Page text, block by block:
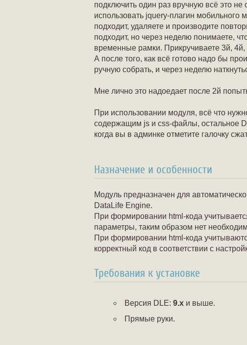
подключить один раз вручную всё это
использовать jquery-плагин мобильного
подходит, удаляете и производите
подходит, но через неделю понимаете,
временные рамки. Прикручиваете 3й,
А после того, как всё готово надо бы
ручную собрать, и через неделю
Мне лично это надоедает после 2й
При использовании модуля, всё что
содержащим js и css-файлы, остальное
когда вы в админке отметите галочку
Назначение и особенности
Модуль предназначен для
DataLife Engine.
При формировании html-кода
параметры, таким образом нет
При формировании html-кода
корректный код в соответствии с
Требования к установке
Версия DLE: 9.x и выше.
Прямые руки.